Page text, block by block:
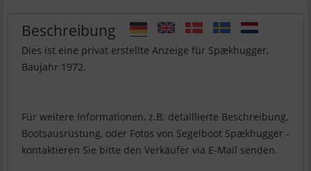
Beschreibung
Dies ist eine privat erstellte Anzeige für Spækhugger,
Baujahr 1972.
Für weitere Informationen, z.B. detaillierte Beschreibung,
Bootsausrüstung, oder Fotos von Segelboot Spækhugger -
kontaktieren Sie bitte den Verkäufer via E-Mail senden.